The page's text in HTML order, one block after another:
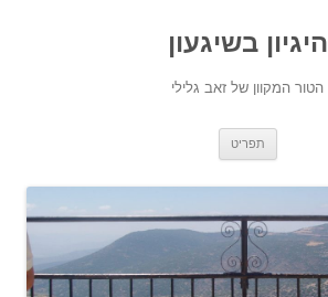
היגיון בשיגעון
הטור המקוון של זאב גלילי
תפריט